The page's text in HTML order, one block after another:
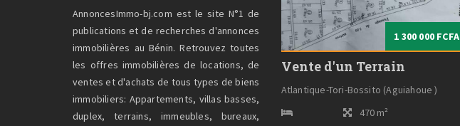
AnnoncesImmo-bj.com est le site N°1 de
publications et de recherches d'annonces
immobilières au Bénin. Retrouvez toutes
les offres immobilières de locations, de
ventes et d'achats de tous types de biens
immobiliers: Appartements, villas basses,
duplex, terrains, immeubles, bureaux,
1 300 000 FCFA
Vente d'un Terrain
Atlantique-Tori-Bossito (Aguiahoue )
470 m²